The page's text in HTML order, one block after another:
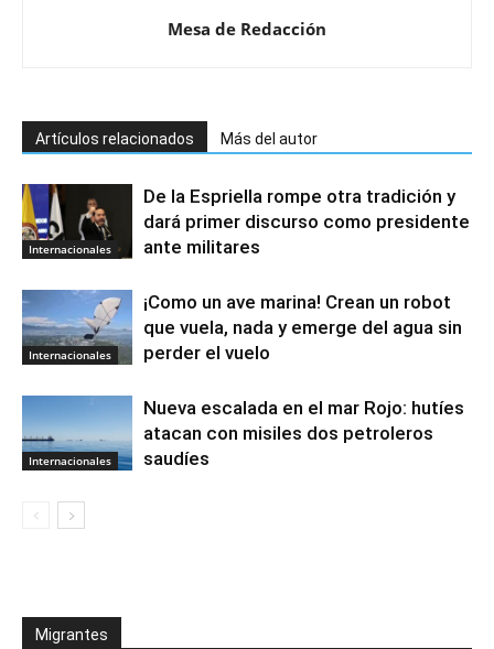
Mesa de Redacción
Artículos relacionados Más del autor
Internacionales
De la Espriella rompe otra tradición y
dará primer discurso como presidente
ante militares
Internacionales
¡Como un ave marina! Crean un robot
que vuela, nada y emerge del agua sin
perder el vuelo
Internacionales
Nueva escalada en el mar Rojo: hutíes
atacan con misiles dos petroleros
saudíes
Migrantes